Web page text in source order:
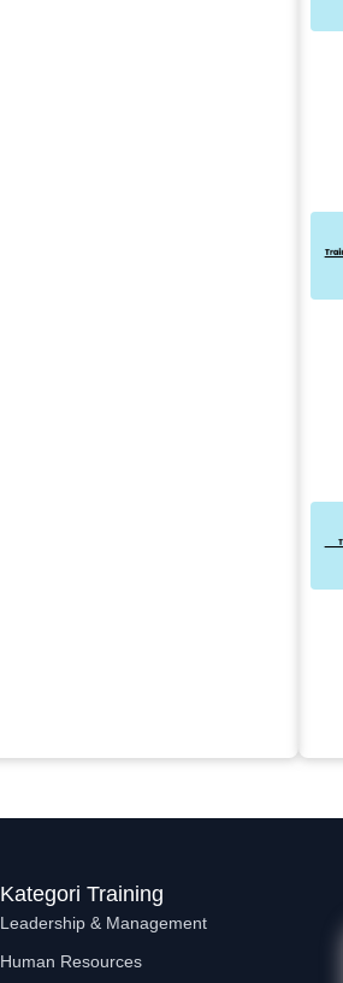
Kategori Training
Leadership & Management
Human Resources